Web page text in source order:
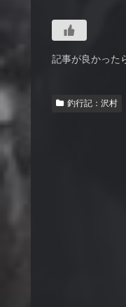
記事が良かった
釣行記：沢村